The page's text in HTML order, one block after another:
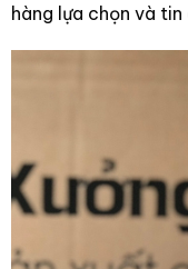
hàng lựa chọn và tin